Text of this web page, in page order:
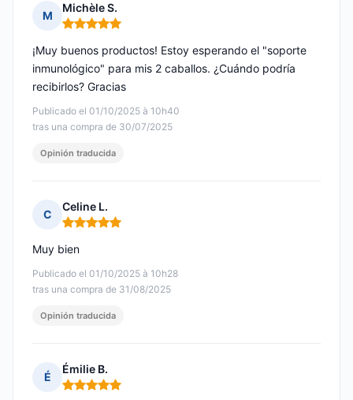
M
Michèle S.
Nota: 5 de 5
Publicado el 01/10/2025 à 10h40
tras una compra de 30/07/2025
¡Muy buenos productos! Estoy esperando el "soporte
inmunológico" para mis 2 caballos. ¿Cuándo podría
recibirlos? Gracias
Opinión traducida
C
Celine L.
Nota: 5 de 5
Publicado el 01/10/2025 à 10h28
tras una compra de 31/08/2025
Muy bien
Opinión traducida
É
Émilie B.
Nota: 5 de 5